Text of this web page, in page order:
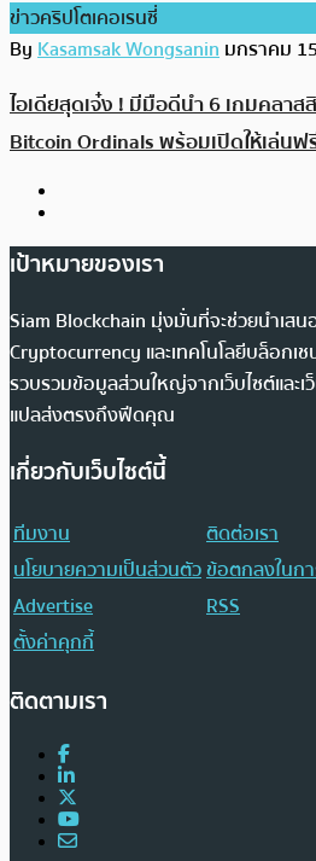
ข่าวคริปโตเคอเรนซี่
ByKasamsak Wongsaninมกราคม
ไอเดียสุดเจ๋ง ! มีมือดีนำ 6 เกมคลา
Bitcoin Ordinals พร้อมเปิดให้เล่นฟ
เป้าหมายของเรา
Siam Blockchain มุ่งมั่นที่จะช่วยนำเสน
Cryptocurrency และเทคโนโลยีบล็อกเ
รวบรวมข้อมูลส่วนใหญ่จากเว็บไซต์และเ
แปลส่งตรงถึงฟีดคุณ
เกี่ยวกับเว็บไซต์นี้
ทีมงาน
ติดต่อเรา
นโยบายความเป็นส่วนตัวข้อตกลงในก
Advertise
RSS
ตั้งค่าคุกกี้
ติดตามเรา